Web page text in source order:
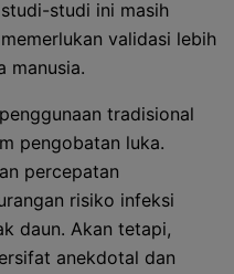
studi ini masih
validasi lebih
manusia.
tradisional
pengobatan luka.
percepatan
risiko infeksi
daun. Akan tetapi,
anekdotal dan